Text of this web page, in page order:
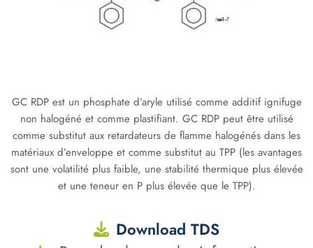
GC RDP est un phosphate d’aryle utilisé comme additif ignifuge
non halogéné et comme plastifiant. GC RDP peut être utilisé
comme substitut aux retardateurs de flamme halogénés dans les
matériaux d’enveloppe et comme substitut au TPP (les avantages
sont une volatilité plus faible, une stabilité thermique plus élevée
et une teneur en P plus élevée que le TPP).
Download TDS